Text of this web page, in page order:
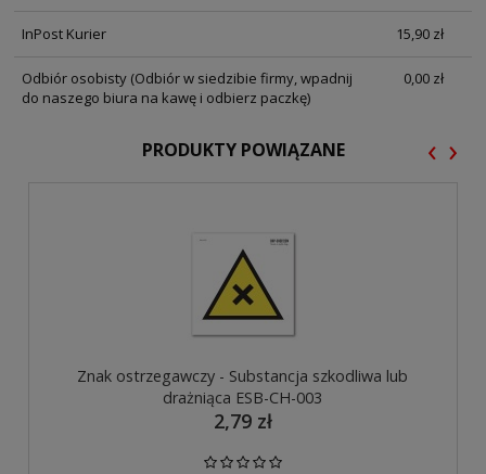
InPost Kurier 15,90 zł
Odbiór osobisty (Odbiór w siedzibie firmy, wpadnij
do naszego biura na kawę i odbierz paczkę)
0,00 zł
PRODUKTY POWIĄZANE
Znak ostrzegawczy - Substancja szkodliwa lub
drażniąca ESB-CH-003
2,79 zł
‹ ›